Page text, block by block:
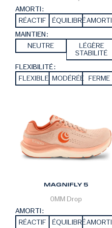
AMORTI :
RÉACTIF
ÉQUILIBRÉAMORTI
MAINTIEN :
NEUTRE
LÉGÈRE
STABILITÉ
FLEXIBILITÉ :
FLEXIBLE MODÉRÉE FERME
MAGNIFLY 5
0MM Drop
AMORTI :
RÉACTIF
ÉQUILIBRÉAMORTI